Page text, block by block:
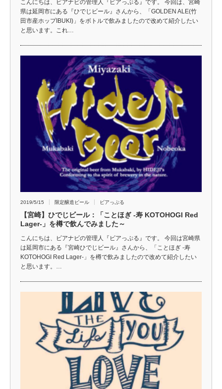
こんにちは、ビアナビの管理人『ビアっぷる』です。 今回は、宮崎
県は延岡市にある『ひでじビール』さんから、「GOLDEN ALE(竹
田市産ホップIBUKI)」をボトルで飲みましたので改めて紹介したい
と思います。これ…
2019/5/15 限定醸造ビール ビアっぷる
【宮崎】ひでじビール：「ことほぎ -寿 KOTOHOGI Red
Lager-」を樽で飲んでみました～
こんにちは、ビアナビの管理人『ビアっぷる』です。 今回は宮崎県
は延岡市にある『宮崎ひでじビール』さんから、「ことほぎ -寿
KOTOHOGI Red Lager-」を樽で飲みましたので改めて紹介したい
と思います。…